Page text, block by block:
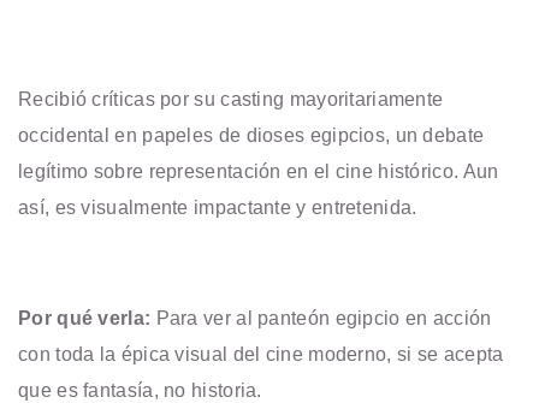
Recibió críticas por su casting mayoritariamente
occidental en papeles de dioses egipcios, un debate
legítimo sobre representación en el cine histórico. Aun
así, es visualmente impactante y entretenida.
Por qué verla: Para ver al panteón egipcio en acción
con toda la épica visual del cine moderno, si se acepta
que es fantasía, no historia.